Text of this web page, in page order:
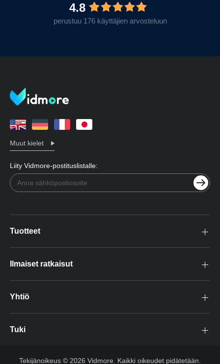
4.8
perustuu 176 käyttäjien arvosteluun
Muut kielet
Liity Vidmore-postituslistalle:
Tuotteet
Ilmaiset ratkaisut
Yhtiö
Tuki
Tekijänoikeus © 2026 Vidmore. Kaikki oikeudet pidätetään.